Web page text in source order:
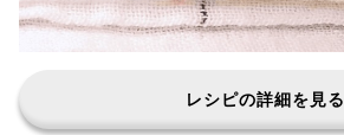
レシピの詳細を見る